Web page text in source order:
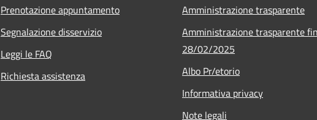
Prenotazione appuntamento
Segnalazione disservizio
Leggi le FAQ
Richiesta assistenza
Amministrazione trasparente
Amministrazione trasparente
28/02/2025
Albo Pr/etorio
Informativa privacy
Note legali